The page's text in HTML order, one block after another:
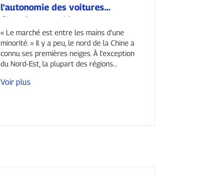
l'autonomie des voitures
électriques en hiver.
« Le marché est entre les mains d'une
minorité. » Il y a peu, le nord de la Chine a
connu ses premières neiges. À l'exception
du Nord-Est, la plupart des régions…
Voir plus